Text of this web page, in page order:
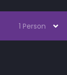
1 Person